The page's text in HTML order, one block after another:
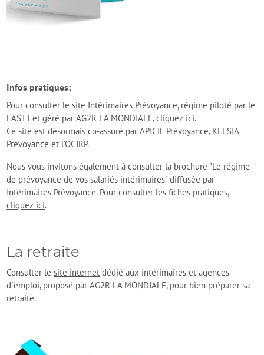
Infos pratiques:
Pour consulter le site Intérimaires Prévoyance, régime piloté par le
FASTT et géré par AG2R LA MONDIALE,cliquez ici.
Ce site est désormais co-assuré par APICIL Prévoyance, KLESIA
Prévoyance et l’OCIRP.
Nous vous invitons également à consulter la brochure "Le régime
de prévoyance de vos salariés intérimaires" diffusée par
Intérimaires Prévoyance. Pour consulter les fiches pratiques,
cliquez ici.
La retraite
Consulter lesite internet dédié aux intérimaires et agences
d''emploi, proposé par AG2R LA MONDIALE, pour bien préparer sa
retraite.